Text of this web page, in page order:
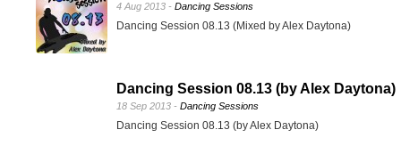
4 Aug 2013 - Dancing Sessions
Dancing Session 08.13 (Mixed by Alex Daytona)
Dancing Session 08.13 (by Alex Daytona)
18 Sep 2013 - Dancing Sessions
Dancing Session 08.13 (by Alex Daytona)